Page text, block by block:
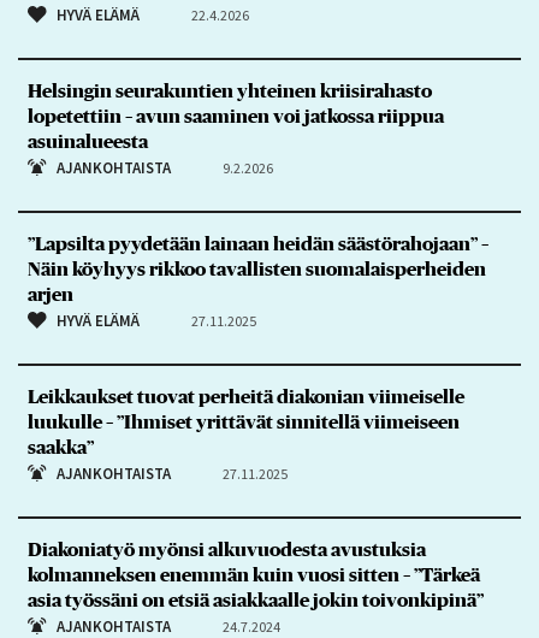
HYVÄ ELÄMÄ 22.4.2026
Helsingin seurakuntien yhteinen kriisirahasto
lopetettiin – avun saaminen voi jatkossa riippua
asuinalueesta
AJANKOHTAISTA 9.2.2026
”Lapsilta pyydetään lainaan heidän säästörahojaan” –
Näin köyhyys rikkoo tavallisten suomalaisperheiden
arjen
HYVÄ ELÄMÄ 27.11.2025
Leikkaukset tuovat perheitä diakonian viimeiselle
luukulle – ”Ihmiset yrittävät sinnitellä viimeiseen
saakka”
AJANKOHTAISTA 27.11.2025
Diakoniatyö myönsi alkuvuodesta avustuksia
kolmanneksen enemmän kuin vuosi sitten – ”Tärkeä
asia työssäni on etsiä asiakkaalle jokin toivonkipinä”
AJANKOHTAISTA 24.7.2024